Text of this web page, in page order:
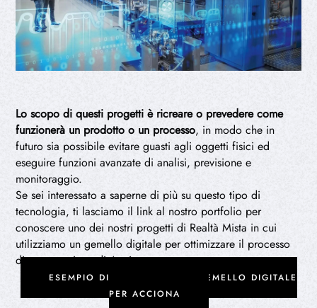
Lo scopo di questi progetti è ricreare o prevedere come
funzionerà un prodotto o un processo, in modo che in
futuro sia possibile evitare guasti agli oggetti fisici ed
eseguire funzioni avanzate di analisi, previsione e
monitoraggio.
Se sei interessato a saperne di più su questo tipo di
tecnologia, ti lasciamo il link al nostro portfolio per
conoscere uno dei nostri progetti di Realtà Mista in cui
utilizziamo un gemello digitale per ottimizzare il processo
di manutenzione di Acciona.
ESEMPIO DI UTILIZZO DI UN GEMELLO DIGITALE
PER ACCIONA